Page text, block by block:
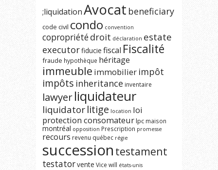
;liquidationAvocat beneficiary
code civil condo convention
copropriétédroit déclaration estate
executorfiducie fiscal Fiscalité
fraude hypothèque héritage
immeuble immobilier impôt
impôts inheritance inventaire
lawyerliquidateur
liquidatorlitige location loi
protection consomateurlpc maison
montréal opposition Prescription promesse
recours revenu québec régie
succession testament
testatorvente Vice will états-unis